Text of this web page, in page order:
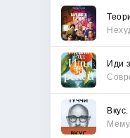
Иди